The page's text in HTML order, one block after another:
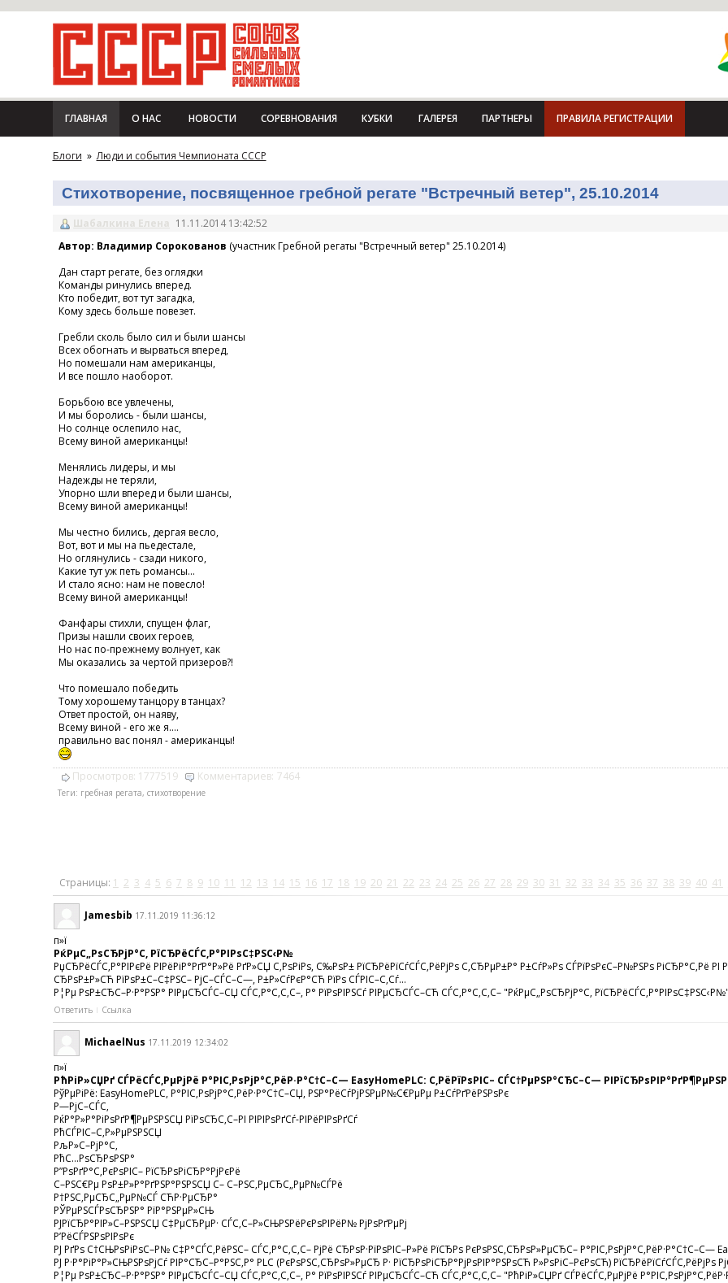
ГЛАВНАЯ О НАС НОВОСТИ СОРЕВНОВАНИЯ КУБКИ ГАЛЕРЕЯ ПАРТНЕРЫ ПРАВИЛА РЕГИСТРАЦИИ
Блоги » Люди и события Чемпионата СССР
Стихотворение, посвященное гребной регате "Встречный ветер", 25.10.2014
Шабалкина Елена 11.11.2014 13:42:52
Автор: Владимир Сорокованов (участник Гребной регаты "Встречный ветер" 25.10.2014)
Дан старт регате, без оглядки
Команды ринулись вперед.
Кто победит, вот тут загадка,
Кому здесь больше повезет.
Гребли сколь было сил и были шансы
Всех обогнать и вырваться вперед,
Но помешали нам американцы,
И все пошло наоборот.
Борьбою все увлечены,
И мы боролись - были шансы,
Но солнце ослепило нас,
Всему виной американцы!
Менялись лидеры, и мы
Надежды не теряли,
Упорно шли вперед и были шансы,
Всему виной американцы!
Мы честно бились, дергая весло,
Вот, вот и мы на пьедестале,
Но оглянулись - сзади никого,
Какие тут уж петь романсы...
И стало ясно: нам не повесло!
Всему виной американцы!
Фанфары стихли, спущен флаг,
Призы нашли своих героев,
Но нас по-прежнему волнует, как
Мы оказались за чертой призеров?!
Что помешало победить
Тому хорошему танцору в танцах?
Ответ простой, он наяву,
Всему виной - его же я....
правильно вас понял - американцы!
Просмотров: 1777519 Комментариев: 7464
Теги: гребная регата, стихотворение
Страницы: 1 2 3 4 5 6 7 8 9 10 11 12 13 14 15 16 17 18 19 20 21 22 23 24 25 26 27 28 29 30 31 32 33 34 35 36 37 38 39 40 41
Jamesbib 17.11.2019 11:36:12
п»ї
РќРµС„РѕСЂРјР°С‚ РїСЂРёСЃС‚Р°РІРѕС‡РЅС‹Р№
РџСЂРёСЃС‚Р°РІРєРё РІРёРіР°РґР°Р»Рё РґР»СЏ С‚РѕРіРѕ, С‰РѕР± РїСЂРёРїСѓСЃС‚РёРјРѕ С‚СЂРµР±Р° Р±СѓР»Рѕ СЃРїРѕРєС–Р№РЅРѕ
СЂРѕР±Р»СЋ РїРѕР±С–С‡РЅС– РјС–СЃС–С—, Р±Р»СѓРєР°СЋ РїРѕ СЃРІС–С‚Сѓ...
Р¦Рµ РѕР±СЂС–Р·Р°РЅР° РІРµСЂСЃС–СЏ СЃС‚Р°С‚С‚С–, Р° РїРѕРІРЅСѓ РІРµСЂСЃС–СЋ СЃС‚Р°С‚С‚С– "РќРµС„РѕСЂРјР°С‚
Ответить Ссылка
MichaelNus 17.11.2019 12:34:02
п»ї
РћРіР»СЏРґ СЃРёСЃС‚РµРјРё Р°РІС‚РѕРјР°С‚РёР·Р°С†С–С— EasyHomePLC: С‚РёРїРѕРІС– СЃС†РµРЅР°СЂС–С—
РўРµРіРё: EasyHomePLC, Р°РІС‚РѕРјР°С‚РёР·Р°С†С–СЏ, РЅР°РёСѓРјРЅРµР№С€РµРµ Р±СѓРґРёРЅРѕРє
Р—РјС–СЃС‚
РќР°Р»Р°РіРѕРґР¶РµРЅРЅСЏ РїРѕСЂС‚С–РІ РІРІРѕРґСѓ-РІРёРІРѕРґСѓ
РћСЃРІС–С‚Р»РµРЅРЅСЏ
РљР»С–РјР°С‚
РћС…РѕСЂРѕРЅР°
Р”РѕРґР°С‚РєРѕРІС– РїСЂРѕРіСЂР°РјРєРё
С–РЅС€Рµ РѕР±Р»Р°РґРЅР°РЅРЅСЏ С– С–РЅС‚РµСЂС„РµР№СЃРё
Р†РЅС‚РµСЂС„РµР№СЃ СЋР·РµСЂР°
РЎРµРЅСЃРѕСЂРЅР° РїР°РЅРµР»СЊ
РЈРїСЂР°РІР»С–РЅРЅСЏ С‡РµСЂРµР· СЃС‚С–Р»СЊРЅРёРєРѕРІРёР№ РјРѕРґРµРј
Р’РёСЃРЅРѕРІРѕРє
РЈ РґРѕ С†СЊРѕРіРѕС–Р№ С‡Р°СЃС‚РёРЅС– СЃС‚Р°С‚С‚С– РјРё СЂРѕР·РїРѕРІС–Р»Рё РїСЂРѕ РєРѕРЅС‚СЂРѕР»РµСЂС–
РЈ Р·Р°РіР°Р»СЊРЅРѕРјСѓ РІР°СЂС–Р°РЅС‚Р° PLC (РєРѕРЅС‚СЂРѕР»РµСЂ Р· РїСЂРѕРіСЂР°РјРѕРІР°РЅРѕСЋ Р»РѕРіС–РєРѕСЋ)
Р¦Рµ РѕР±СЂС–Р·Р°РЅР° РІРµСЂСЃС–СЏ СЃС‚Р°С‚С‚С–, Р° РїРѕРІРЅСѓ РІРµСЂСЃС–СЋ СЃС‚Р°С‚С‚С– "РћРіР»СЏРґ СЃРёСЃС‚РµРјРё